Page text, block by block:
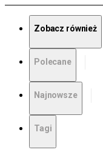
Zobacz również
Polecane
Najnowsze
Tagi